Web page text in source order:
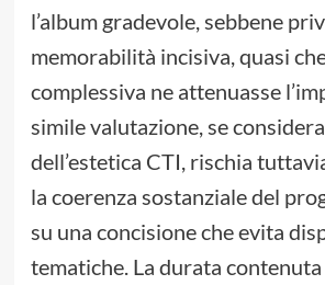
l’album gradevole, sebbene
memorabilità incisiva, quasi
complessiva ne attenuasse
simile valutazione, se
dell’estetica CTI, rischia
la coerenza sostanziale del
su una concisione che evita
tematiche. La durata